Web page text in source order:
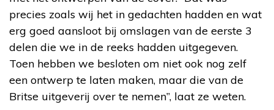
precies zoals wij het in gedachten hadden en wat
erg goed aansloot bij omslagen van de eerste 3
delen die we in de reeks hadden uitgegeven.
Toen hebben we besloten om niet ook nog zelf
een ontwerp te laten maken, maar die van de
Britse uitgeverij over te nemen”, laat ze weten.